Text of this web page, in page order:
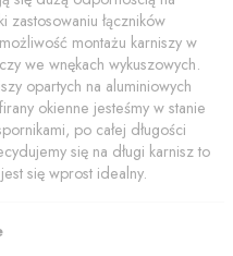
zastosowaniu łączników
montażu karniszy w
we wnękach wykuszowych.
opartych na aluminiowych
okienne jesteśmy w stanie
po całej długości
się na długi karnisz to
się wprost idealny.